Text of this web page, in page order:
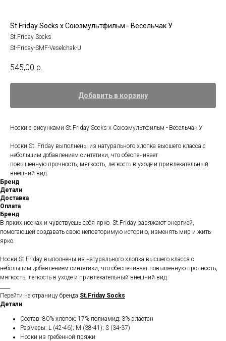
St.Friday Socks x Союзмультфильм - Весельчак У
St.Friday Socks
St-Friday-SMF-Veselchak-U
545,00 р.
Добавить в корзину
Носки с рисунками St.Friday Socks x Союзмультфильм - Весельчак У
Носки St. Friday выполнены из натурального хлопка высшего класса с
небольшим добавлением синтетики, что обеспечивает
повышенную прочность, мягкость, легкость в уходе и привлекательный
внешний вид.
Бренд
Детали
Доставка
Оплата
Бренд
В ярких носках и чувствуешь себя ярко. St.Friday заряжают энергией,
помогающей создавать свою неповторимую историю, изменять мир и жить
ярко.
Носки St.Friday выполнены из натурального хлопка высшего класса с
небольшим добавлением синтетики, что обеспечивает повышенную прочность,
мягкость, легкость в уходе и привлекательный внешний вид.
Перейти на страницу бренда St.Friday Socks
Детали
Состав: 80% хлопок; 17% полиамид; 3% эластан
Размеры: L (42-46); M (38-41); S (34-37)
Носки из гребенной пряжи